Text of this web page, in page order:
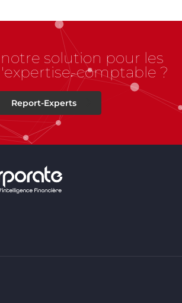
solution pour les
comptable ?
Report-Experts